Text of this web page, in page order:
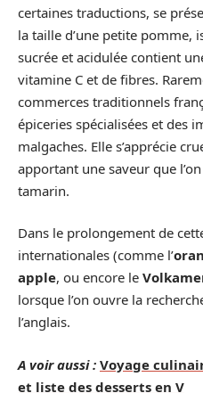
certaines traductions, se
la taille d’une petite pomme,
sucrée et acidulée contient
vitamine C et de fibres.
commerces traditionnels
épiceries spécialisées et des
malgaches. Elle s’apprécie
apportant une saveur que
tamarin.
Dans le prolongement de
internationales (comme l’
apple, ou encore le
lorsque l’on ouvre la
l’anglais.
A voir aussi : Voyage
et liste des desserts en V